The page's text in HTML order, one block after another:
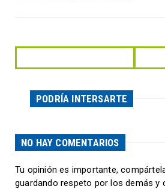
PODRÍA INTERSARTE
NO HAY COMENTARIOS
Tu opinión es importante,
guardando respeto por los demás y